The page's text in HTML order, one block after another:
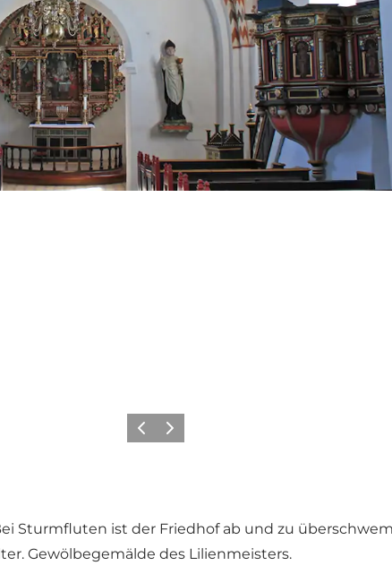
ZurückWeiter
Sturmfluten ist der Friedhof ab und zu
Gewölbegemälde des Lilienmeisters.